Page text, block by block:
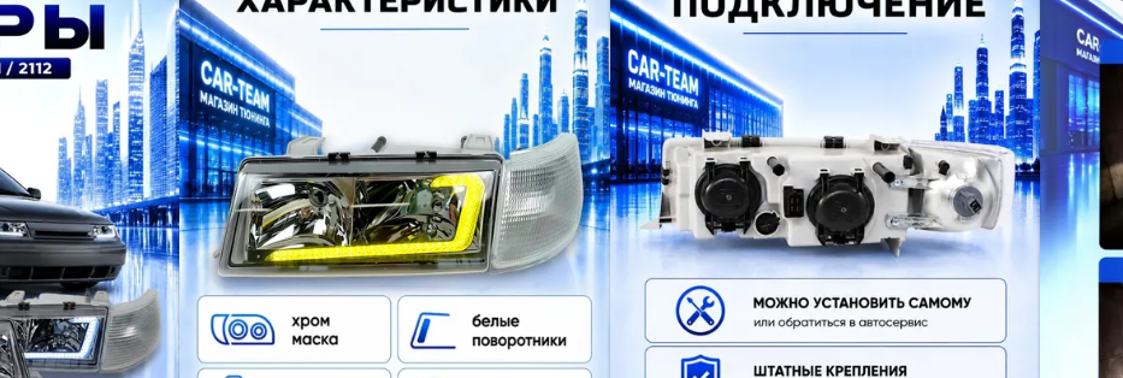
Хотите, чтобы ваша "десятка" выделялась в потоке и выглядела дорого и современно?
Этипередние тюнинг-фары для ВАЗ 2110, 2111, 2112— идеальное решение.
Цена указана за комплект.
Артикул:2689700078
Наличие:Есть в наличии
10 990 руб9 990 руб
В корзину Купить в один клик добавить